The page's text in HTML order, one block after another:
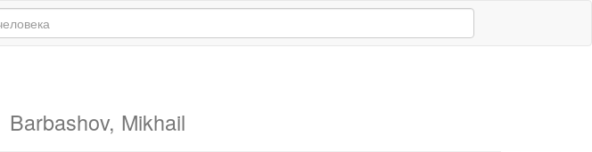
Barbashov, Mikhail